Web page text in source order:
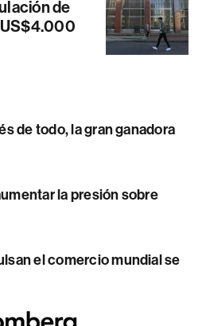
de
de todo, la gran ganadora
la presión sobre
el comercio mundial se